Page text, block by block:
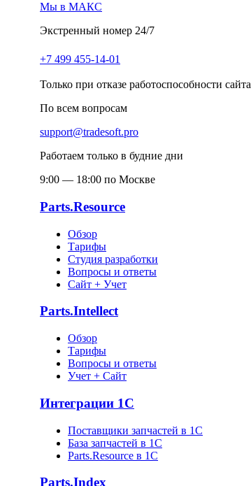
Мы в МАКС
Экстренный номер 24/7
+7 499 455-14-01
Только при отказе работоспособности сайта
По всем вопросам
support@tradesoft.pro
Работаем только в будние дни
9:00 — 18:00 по Москве
Parts.Resource
Обзор
Тарифы
Студия разработки
Вопросы и ответы
Сайт + Учет
Parts.Intellect
Обзор
Тарифы
Вопросы и ответы
Учет + Сайт
Интеграции 1С
Поставщики запчастей в 1C
База запчастей в 1С
Parts.Resource в 1C
Parts.Index